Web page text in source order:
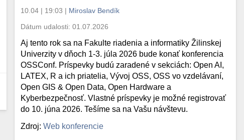
10.04 | 19:03 | Miroslav Bendík
Dátum udalosti:01.07.2026
Aj tento rok sa na Fakulte riadenia a informatiky Žilinskej
Univerzity v dňoch 1-3. júla 2026 bude konať konferencia
OSSConf. Príspevky budú zaradené v sekciách: Open AI,
LATEX, R a ich priatelia, Vývoj OSS, OSS vo vzdelávaní,
Open GIS & Open Data, Open Hardware a
Kyberbezpečnosť. Vlastné príspevky je možné registrovať
do 10. júna 2026. Tešíme sa na Vašu návštevu.
Zdroj:Web konferencie